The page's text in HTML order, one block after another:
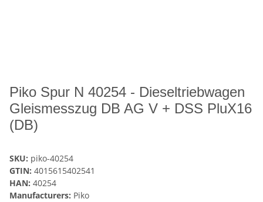
Piko Spur N 40254 - Dieseltriebwagen
Gleismesszug DB AG V + DSS PluX16
(DB)
SKU: piko-40254
GTIN: 4015615402541
HAN: 40254
Manufacturers: Piko